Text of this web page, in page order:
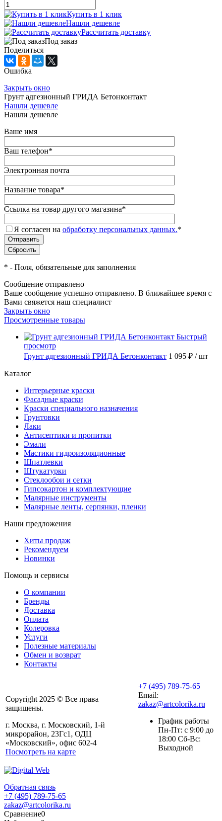
Купить в 1 клик
Нашли дешевле
Рассчитать доставку
Под заказ
Поделиться
Ошибка
Закрыть окно
Грунт адгезионный ГРИДА Бетонконтакт
Нашли дешевле
Нашли дешевле
Ваше имя
Ваш телефон*
Электронная почта
Название товара*
Ссылка на товар другого магазина*
Я согласен на обработку персональных данных.*
* - Поля, обязательные для заполнения
Сообщение отправлено
Ваше сообщение успешно отправлено. В ближайшее время с
Вами свяжется наш специалист
Закрыть окно
Просмотренные товары
Быстрый
просмотр
Грунт адгезионный ГРИДА Бетонконтакт 1 095 ₽ / шт
Каталог
Интерьерные краски
Фасадные краски
Краски специального назначения
Грунтовки
Лаки
Антисептики и пропитки
Эмали
Мастики гидроизоляционные
Шпатлевки
Штукатурки
Стеклообои и сетки
Гипсокартон и комплектующие
Малярные инструменты
Малярные ленты, серпянки, пленки
Наши предложения
Хиты продаж
Рекомендуем
Новинки
Помощь и сервисы
О компании
Бренды
Доставка
Оплата
Колеровка
Услуги
Полезные материалы
Обмен и возврат
Контакты
Copyright 2025 © Все права
защищены.
г. Москва, г. Московский, 1-й
микрорайон, 23Гс1, ОДЦ
«Московский», офис 602-4
Посмотреть на карте
+7 (495) 789-75-65
Email:
zakaz@artcolorika.ru
График работы
Пн-Пт: с 9:00 до
18:00 Сб-Вс:
Выходной
Обратная связь
+7 (495) 789-75-65
zakaz@artcolorika.ru
Сравнение0